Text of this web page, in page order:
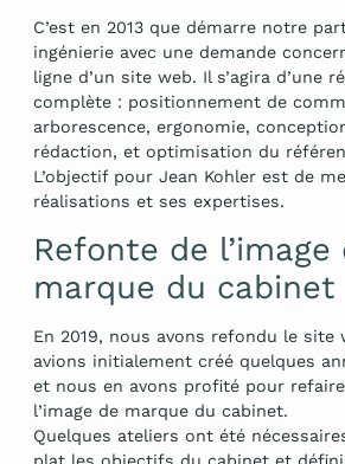
C’est en 2013 que démarre notre
ingénierie avec une demande
ligne d’un site web. Il s’agira d’une
complète : positionnement de
arborescence, ergonomie,
rédaction, et optimisation du
L’objectif pour Jean Kohler est de
réalisations et ses expertises.
Refonte de l’image
marque du cabinet
En 2019, nous avons refondu le site
avions initialement créé quelques
et nous en avons profité pour
l’image de marque du cabinet.
Quelques ateliers ont été
plat les objectifs du cabinet et